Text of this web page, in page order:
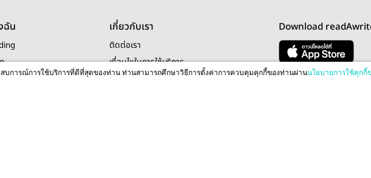
ฉัน เกี่ยวกับเรา
ติดต่อเรา
เงื่อนไขในการใช้บริการ
นโยบายความเป็นส่วนตัว
Download
บการณ์การใช้บริการที่ดีที่สุดของท่าน ท่านสามารถศึกษาวิธีการตั้งค่าการควบคุมคุกกี้ของท่านผ่านนโยบายการใช้คุกกี้